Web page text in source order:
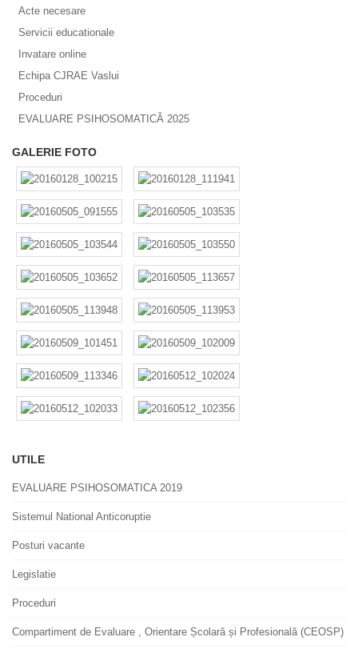
Acte necesare
Servicii educationale
Invatare online
Echipa CJRAE Vaslui
Proceduri
EVALUARE PSIHOSOMATICĂ 2025
GALERIE FOTO
UTILE
EVALUARE PSIHOSOMATICA 2019
Sistemul National Anticoruptie
Posturi vacante
Legislatie
Proceduri
Compartiment de Evaluare , Orientare Școlară și Profesională (CEOSP)